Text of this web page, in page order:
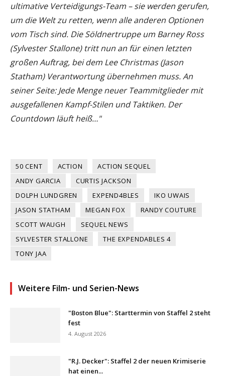
ultimative Verteidigungs-Team – sie werden gerufen,
um die Welt zu retten, wenn alle anderen Optionen
vom Tisch sind. Die Söldnertruppe um Barney Ross
(Sylvester Stallone) tritt nun an für einen letzten
großen Auftrag, bei dem Lee Christmas (Jason
Statham) Verantwortung übernehmen muss. An
seiner Seite: Jede Menge neuer Teammitglieder mit
ausgefallenen Kampf-Stilen und Taktiken. Der
Countdown läuft heiß…"
50 CENT ACTION
ACTION SEQUEL
ANDY GARCIA
CURTIS JACKSON
DOLPH LUNDGREN
EXPEND4BLES
IKO UWAIS
JASON STATHAM
MEGAN FOX
RANDY COUTURE
SCOTT WAUGH
SEQUEL NEWS
SYLVESTER STALLONE
THE EXPENDABLES 4
TONY JAA
Weitere Film- und Serien-News
"Boston Blue": Starttermin von Staffel 2 steht
fest
4. August 2026
"R.J. Decker": Staffel 2 der neuen Krimiserie
hat einen...